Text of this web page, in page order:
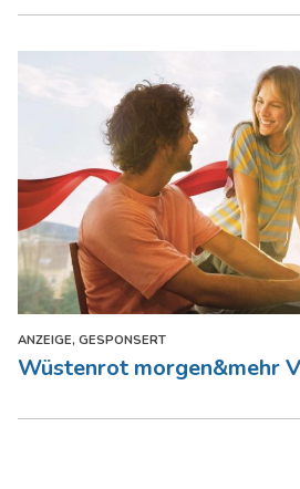
ANZEIGE, GESPONSERT
Wüstenrot morgen&mehr